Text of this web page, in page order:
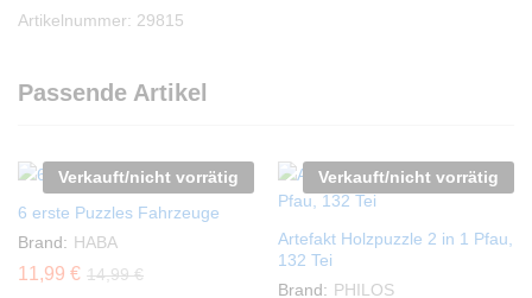
Artikelnummer: 29815
Passende Artikel
Verkauft/nicht vorrätig
6 erste Puzzles Fahrzeuge
Brand: HABA
11,99 € 14,99€
Verkauft/nicht vorrätig
Artefakt Holzpuzzle 2 in 1 Pfau,
132 Tei
Brand: PHILOS